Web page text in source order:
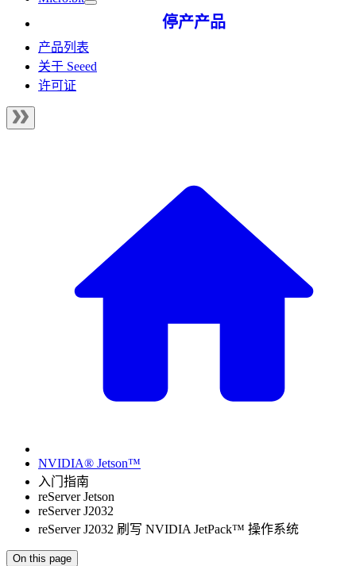
停产产品
产品列表
关于 Seeed
许可证
NVIDIA® Jetson™
入门指南
reServer Jetson
reServer J2032
reServer J2032 刷写 NVIDIA JetPack™ 操作系统
On this page